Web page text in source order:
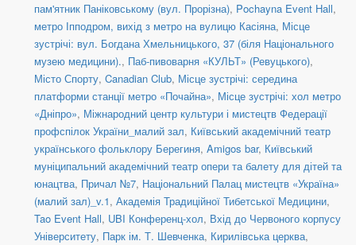
пам'ятник Паніковському (вул. Прорізна), Pochayna Event Hall,
метро Іпподром, вихід з метро на вулицю Касіяна, Місце
зустрічі: вул. Богдана Хмельницького, 37 (біля Національного
музею медицини)., Паб-пивоварня «КУЛЬТ» (Ревуцького),
Місто Спорту, Canadian Club, Місце зустрічі: середина
платформи станції метро «Почайна», Місце зустрічі: хол метро
«Дніпро», Міжнародний центр культури і мистецтв Федерації
профспілок України_малий зал, Київський академічний театр
українського фольклору Берегиня, Amigos bar, Київський
муніципальний академічний театр опери та балету для дітей та
юнацтва, Причал №7, Національний Палац мистецтв «Україна»
(малий зал)_v.1, Академія Традиційної Тибетської Медицини,
Tao Event Hall, UBI Конференц-хол, Вхід до Червоного корпусу
Університету, Парк ім. Т. Шевченка, Кирилівська церква,